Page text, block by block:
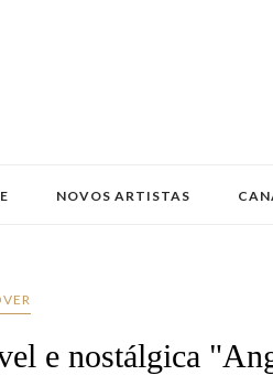
NOVOS ARTISTAS
e nostálgica